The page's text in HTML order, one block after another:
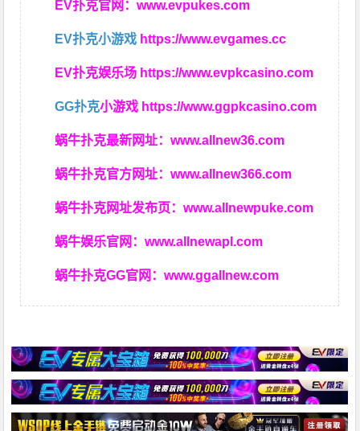
EV扑克官网：www.evpukes.com
EV扑克小游戏 https://www.evgames.cc
EV扑克娱乐场 https://www.evpkcasino.com
GG扑克小游戏 https://www.ggpkcasino.com
蜗牛扑克最新网址：www.allnew36.com
蜗牛扑克官方网址：www.allnew366.com
蜗牛扑克网址发布页：www.allnewpuke.com
蜗牛娱乐官网：www.allnewapl.com
蜗牛扑克GG官网：www.ggallnew.com